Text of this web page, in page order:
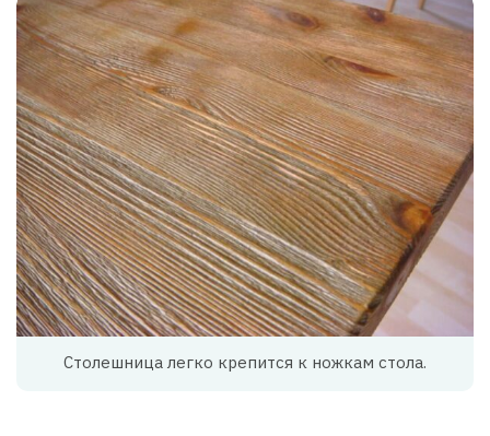
Столешница легко крепится к ножкам стола.